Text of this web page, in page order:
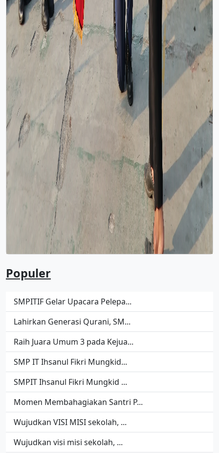
Populer
SMPITIF Gelar Upacara Pelepa...
Lahirkan Generasi Qurani, SM...
Raih Juara Umum 3 pada Kejua...
SMP IT Ihsanul Fikri Mungkid...
SMPIT Ihsanul Fikri Mungkid ...
Momen Membahagiakan Santri P...
Wujudkan VISI MISI sekolah, ...
Wujudkan visi misi sekolah, ...